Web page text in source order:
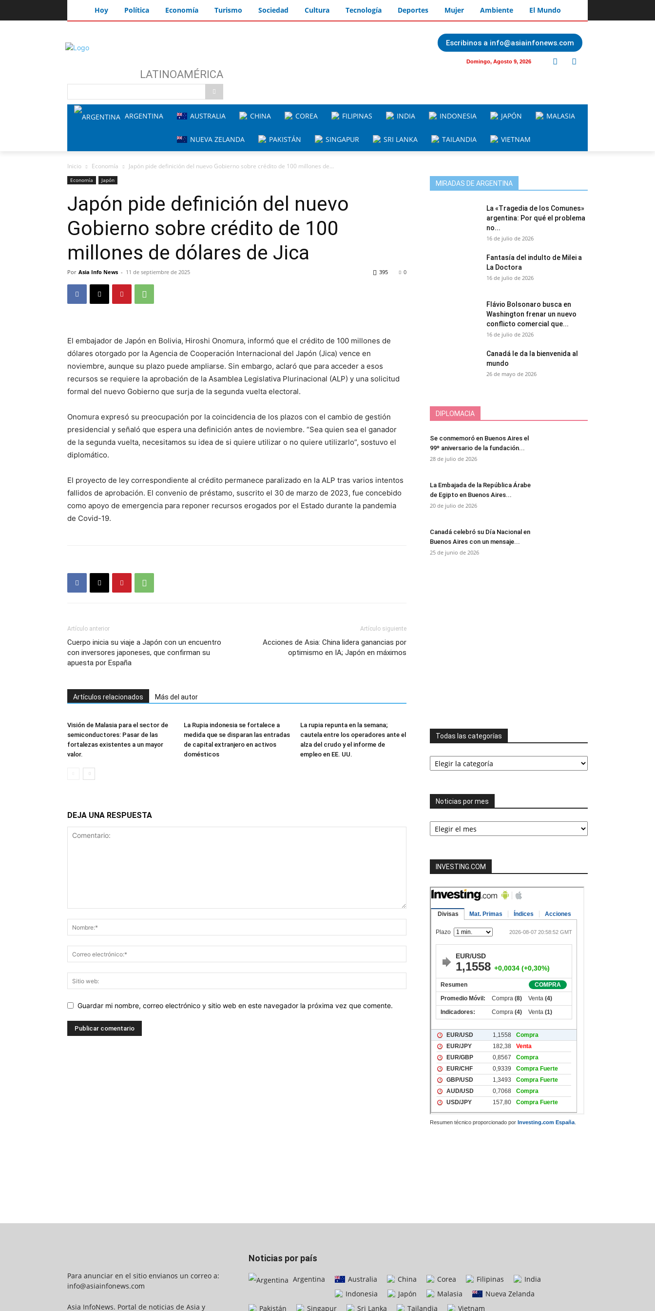
Hoy Política Economía Turismo Sociedad Cultura Tecnología Deportes Mujer Ambiente El Mundo
Escribinos a info@asiainfonews.com
Domingo, Agosto 9, 2026
LATINOAMÉRICA
ARGENTINA AUSTRALIA CHINA COREA FILIPINAS INDIA INDONESIA JAPÓN MALASIA
NUEVA ZELANDA PAKISTÁN SINGAPUR SRI LANKA TAILANDIA VIETNAM
Inicio Economía Japón pide definición del nuevo Gobierno sobre crédito de 100 millones de...
Economía Japón
Japón pide definición del nuevo
Gobierno sobre crédito de 100
millones de dólares de Jica
Por Asia Info News - 11 de septiembre de 2025 0
395
El embajador de Japón en Bolivia, Hiroshi Onomura, informó que el crédito de 100 millones de
dólares otorgado por la Agencia de Cooperación Internacional del Japón (Jica) vence en
noviembre, aunque su plazo puede ampliarse. Sin embargo, aclaró que para acceder a esos
recursos se requiere la aprobación de la Asamblea Legislativa Plurinacional (ALP) y una solicitud
formal del nuevo Gobierno que surja de la segunda vuelta electoral.
Onomura expresó su preocupación por la coincidencia de los plazos con el cambio de gestión
presidencial y señaló que espera una definición antes de noviembre. “Sea quien sea el ganador
de la segunda vuelta, necesitamos su idea de si quiere utilizar o no quiere utilizarlo”, sostuvo el
diplomático.
El proyecto de ley correspondiente al crédito permanece paralizado en la ALP tras varios intentos
fallidos de aprobación. El convenio de préstamo, suscrito el 30 de marzo de 2023, fue concebido
como apoyo de emergencia para reponer recursos erogados por el Estado durante la pandemia
de Covid-19.
Artículo anterior
Cuerpo inicia su viaje a Japón con un encuentro
con inversores japoneses, que confirman su
apuesta por España
Artículo siguiente
Acciones de Asia: China lidera ganancias por
optimismo en IA; Japón en máximos
Artículos relacionados Más del autor
Visión de Malasia para el sector de
semiconductores: Pasar de las
fortalezas existentes a un mayor
valor.
La Rupia indonesia se fortalece a
medida que se disparan las entradas
de capital extranjero en activos
domésticos
La rupia repunta en la semana;
cautela entre los operadores ante el
alza del crudo y el informe de
empleo en EE. UU.
DEJA UNA RESPUESTA
Guardar mi nombre, correo electrónico y sitio web en este navegador la próxima vez que comente.
MIRADAS DE ARGENTINA
La «Tragedia de los Comunes»
argentina: Por qué el problema
no...
16 de julio de 2026
Fantasía del indulto de Milei a
La Doctora
16 de julio de 2026
Flávio Bolsonaro busca en
Washington frenar un nuevo
conflicto comercial que...
16 de julio de 2026
Canadá le da la bienvenida al
mundo
26 de mayo de 2026
DIPLOMACIA
Se conmemoró en Buenos Aires el
99º aniversario de la fundación...
28 de julio de 2026
La Embajada de la República Árabe
de Egipto en Buenos Aires...
20 de julio de 2026
Canadá celebró su Día Nacional en
Buenos Aires con un mensaje...
25 de junio de 2026
Todas las categorías
Todas
las
Noticias por mes
Noticias
por
INVESTING.COM
Resumen técnico proporcionado por Investing.com España
Para anunciar en el sitio envianos un correo a:
info@asiainfonews.com
Asia InfoNews. Portal de noticias de Asia y
Noticias por país
Argentina Australia China Corea Filipinas
India
Indonesia
Japón Malasia
Nueva Zelanda
Pakistán
Singapur Sri Lanka Tailandia Vietnam